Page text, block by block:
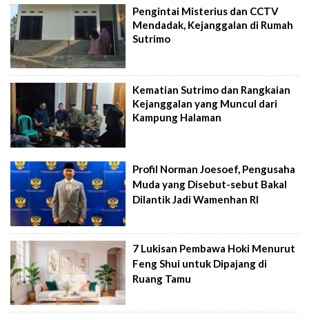
Pengintai Misterius dan CCTV
Mendadak, Kejanggalan di Rumah
Sutrimo
Kematian Sutrimo dan Rangkaian
Kejanggalan yang Muncul dari
Kampung Halaman
Profil Norman Joesoef, Pengusaha
Muda yang Disebut-sebut Bakal
Dilantik Jadi Wamenhan RI
7 Lukisan Pembawa Hoki Menurut
Feng Shui untuk Dipajang di
Ruang Tamu